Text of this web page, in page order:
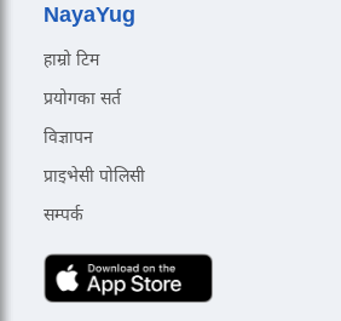
NayaYug
हाम्रो टिम
प्रयोगका सर्त
विज्ञापन
प्राइभेसी पोलिसी
सम्पर्क